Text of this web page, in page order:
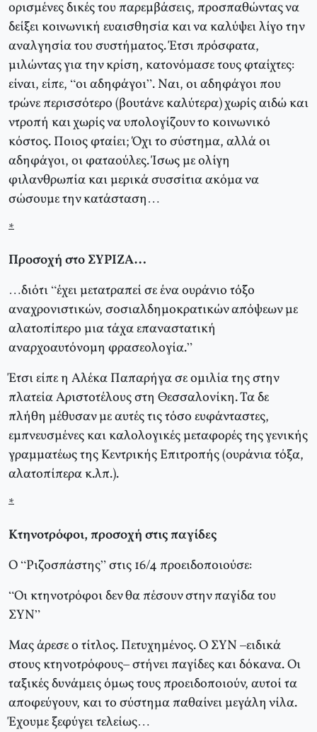
ορισμένες δικές του παρεμβάσεις, προσπαθώντας να
δείξει κοινωνική ευαισθησία και να καλύψει λίγο την
αναλγησία του συστήματος. Έτσι πρόσφατα,
μιλώντας για την κρίση, κατονόμασε τους φταίχτες:
είναι, είπε, “οι αδηφάγοι”. Ναι, οι αδηφάγοι που
τρώνε περισσότερο (βουτάνε καλύτερα) χωρίς αιδώ και
ντροπή και χωρίς να υπολογίζουν το κοινωνικό
κόστος. Ποιος φταίει; Όχι το σύστημα, αλλά οι
αδηφάγοι, οι φαταούλες. Ίσως με ολίγη
φιλανθρωπία και μερικά συσσίτια ακόμα να
σώσουμε την κατάσταση…
*
Προσοχή στο ΣΥΡΙΖΑ…
…διότι “έχει μετατραπεί σε ένα ουράνιο τόξο
αναχρονιστικών, σοσιαλδημοκρατικών απόψεων με
αλατοπίπερο μια τάχα επαναστατική
αναρχοαυτόνομη φρασεολογία.”
Έτσι είπε η Αλέκα Παπαρήγα σε ομιλία της στην
πλατεία Αριστοτέλους στη Θεσσαλονίκη. Τα δε
πλήθη μέθυσαν με αυτές τις τόσο ευφάνταστες,
εμπνευσμένες και καλολογικές μεταφορές της γενικής
γραμματέως της Κεντρικής Επιτροπής (ουράνια τόξα,
αλατοπίπερα κ.λπ.).
*
Κτηνοτρόφοι, προσοχή στις παγίδες
Ο “Ριζοσπάστης” στις 16/4 προειδοποιούσε:
“Οι κτηνοτρόφοι δεν θα πέσουν στην παγίδα του
ΣΥΝ”
Μας άρεσε ο τίτλος. Πετυχημένος. Ο ΣΥΝ –ειδικά
στους κτηνοτρόφους– στήνει παγίδες και δόκανα. Οι
ταξικές δυνάμεις όμως τους προειδοποιούν, αυτοί τα
αποφεύγουν, και το σύστημα παθαίνει μεγάλη νίλα.
Έχουμε ξεφύγει τελείως…